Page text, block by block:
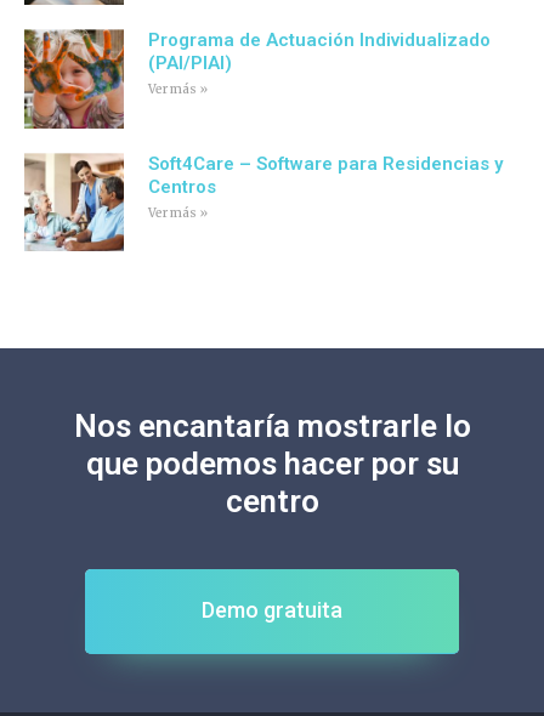
Programa de Actuación Individualizado
(PAI/PIAI)
Ver más »
Soft4Care – Software para Residencias y
Centros
Ver más »
Nos encantaría mostrarle lo
que podemos hacer por su
centro
Demo gratuita